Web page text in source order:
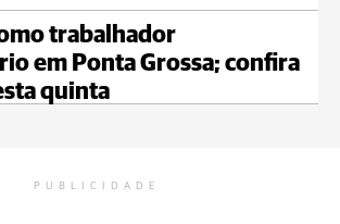
trabalhador
em Ponta Grossa; confira
quinta
PUBLICIDADE